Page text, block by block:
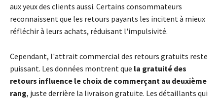
aux yeux des clients aussi. Certains consommateurs
reconnaissent que les retours payants les incitent à mieux
réfléchir à leurs achats, réduisant l'impulsivité.
Cependant, l'attrait commercial des retours gratuits reste
puissant. Les données montrent que la gratuité des
retours influence le choix de commerçant au deuxième
rang, juste derrière la livraison gratuite. Les détaillants qui